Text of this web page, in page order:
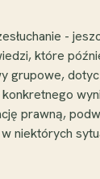
-
które
grupowe,
prawną,